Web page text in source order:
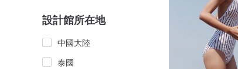
設計館所在地
中國大陸
泰國